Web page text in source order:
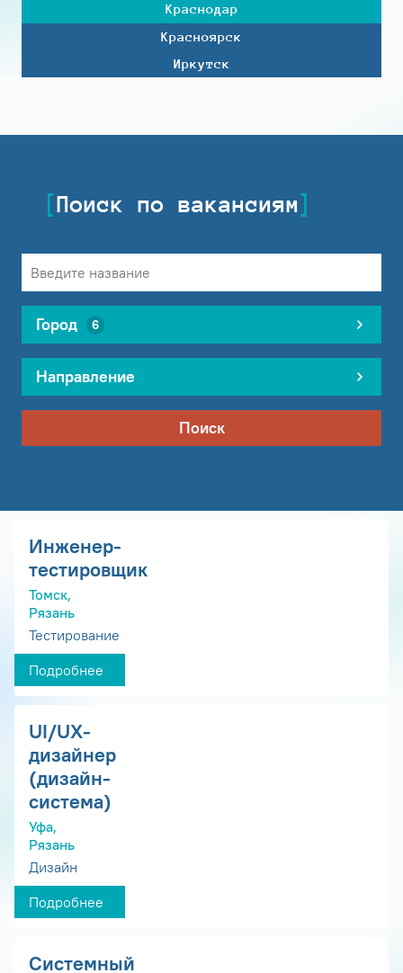
Краснодар
Красноярск
Иркутск
Поиск по вакансиям
Город 6
Направление
Поиск
Инженер-
тестировщик
Томск,
Рязань
Тестирование
Подробнее
UI/UX-
дизайнер
(дизайн-
система)
Уфа,
Рязань
Дизайн
Подробнее
Системный